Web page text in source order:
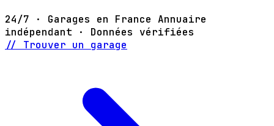
24/7 · Garages en France Annuaire
indépendant · Données vérifiées
// Trouver un garage